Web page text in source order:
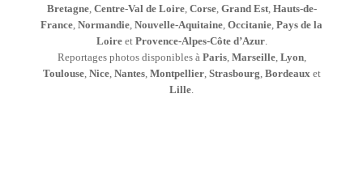
Bretagne, Centre-Val de Loire, Corse, Grand Est, Hauts-de-
France, Normandie, Nouvelle-Aquitaine, Occitanie, Pays de la
Loireet Provence-Alpes-Côte d’Azur.
Reportages photos disponibles à Paris, Marseille, Lyon,
Toulouse, Nice, Nantes, Montpellier, Strasbourg, Bordeauxet
Lille.